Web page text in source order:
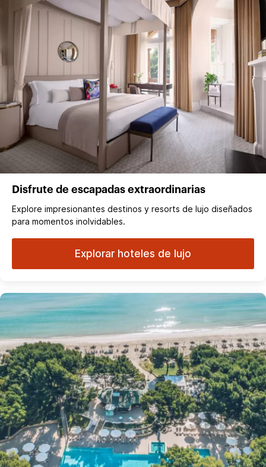
Disfrute de escapadas extraordinarias
Explore impresionantes destinos y resorts de lujo diseñados
para momentos inolvidables.
Explorar hoteles de lujo